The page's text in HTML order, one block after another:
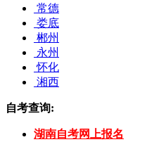
常德
娄底
郴州
永州
怀化
湘西
自考查询:
湖南自考网上报名